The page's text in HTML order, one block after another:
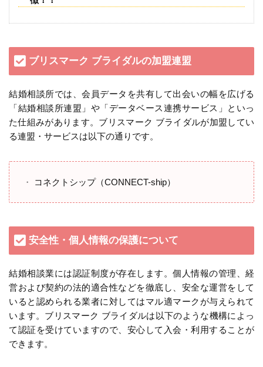
ブリスマーク ブライダルの加盟連盟
結婚相談所では、会員データを共有して出会いの幅を広げる
「結婚相談所連盟」や「データベース連携サービス」といっ
た仕組みがあります。ブリスマーク ブライダルが加盟してい
る連盟・サービスは以下の通りです。
コネクトシップ（CONNECT-ship）
安全性・個人情報の保護について
結婚相談業には認証制度が存在します。個人情報の管理、経
営および契約の法的適合性などを徹底し、安全な運営をして
いると認められる業者に対してはマル適マークが与えられて
います。ブリスマーク ブライダルは以下のような機構によっ
て認証を受けていますので、安心して入会・利用することが
できます。